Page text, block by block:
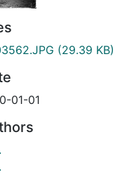
(29.39 KB)
01-01